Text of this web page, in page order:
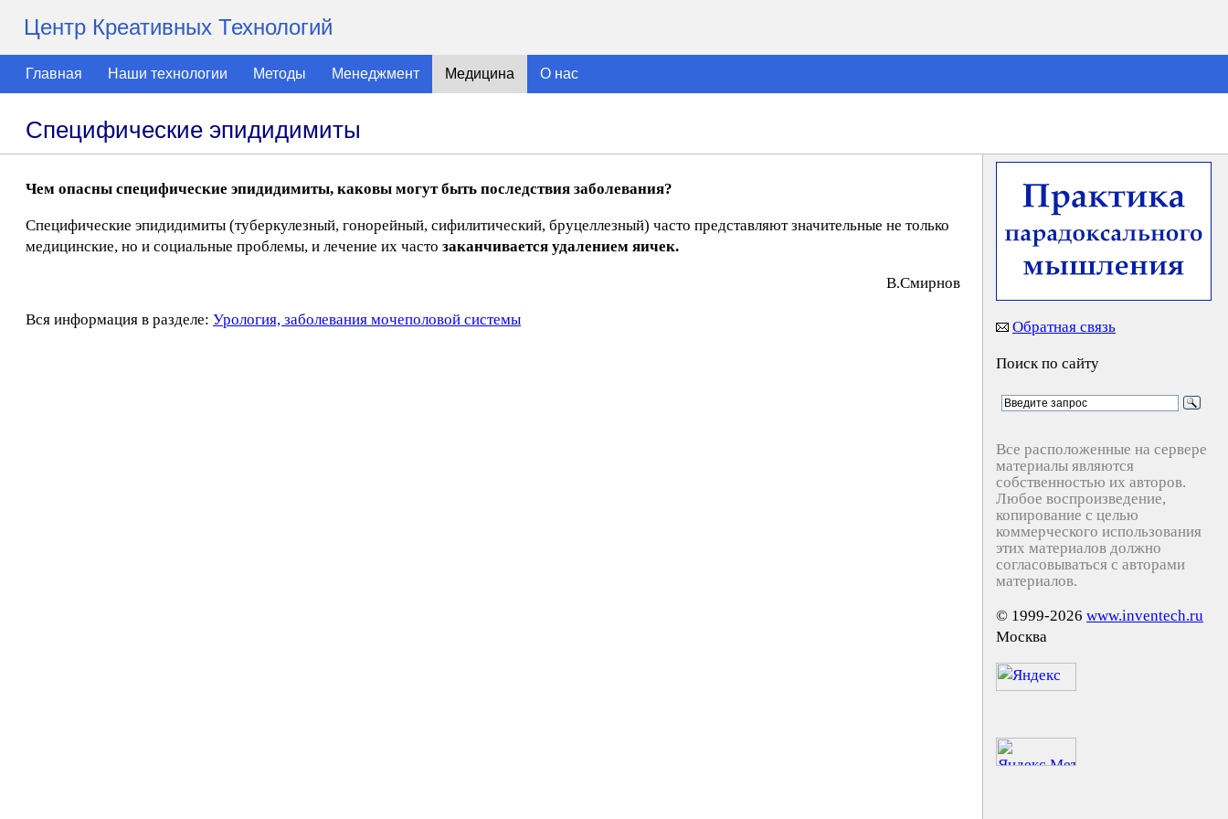
Центр Креативных Технологий
Главная Наши технологии Методы Менеджмент Медицина О нас
Специфические эпидидимиты
Чем опасны специфические эпидидимиты, каковы могут быть последствия заболевания?
Специфические эпидидимиты (туберкулезный, гонорейный, сифилитический, бруцеллезный) часто представляют значительные не только
медицинские, но и социальные проблемы, и лечение их часто заканчивается удалением яичек.
B.Cмиpнoв
Вся информация в разделе: Урология, заболевания мочеполовой системы Обратная связь
Поиск по сайту
Все расположенные на сервере
материалы являются
собственностью их авторов.
Любое воспроизведение,
копирование с целью
коммерческого использования
этих материалов должно
согласовываться с авторами
материалов.
© 1999-2026 www.inventech.ru
Москва